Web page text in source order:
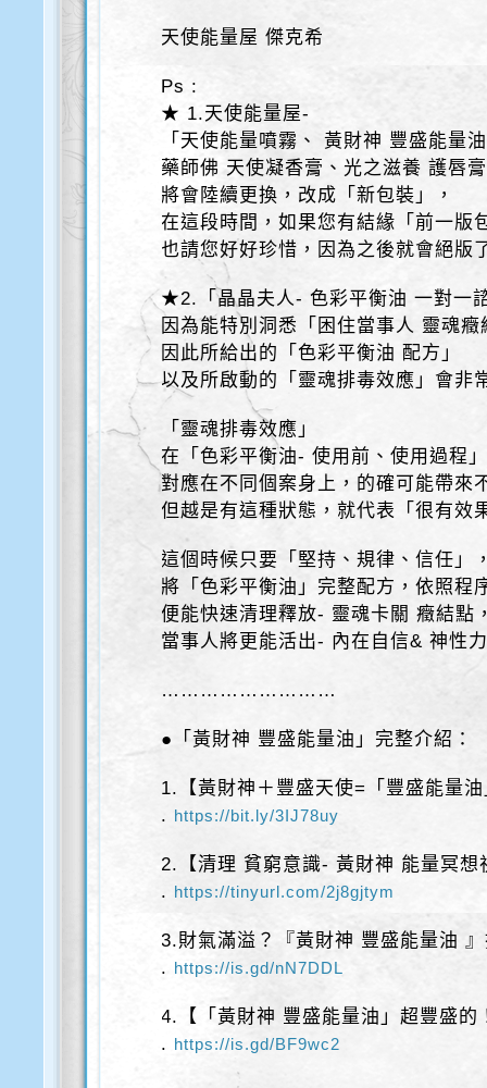
天使能量屋 傑克希
Ps :
★ 1.天使能量屋-
「天使能量噴霧、 黃財神 豐盛能量
藥師佛 天使凝香膏、光之滋養 護唇
將會陸續更換，改成「新包裝」，
在這段時間，如果您有結緣「前一版
也請您好好珍惜，因為之後就會絕版
★2.「晶晶夫人- 色彩平衡油 一對一
因為能特別洞悉「困住當事人 靈魂癥
因此所給出的「色彩平衡油 配方」
以及所啟動的「靈魂排毒效應」會非
「靈魂排毒效應」
在「色彩平衡油- 使用前、使用過程
對應在不同個案身上，的確可能帶來
但越是有這種狀態，就代表「很有效
這個時候只要「堅持、規律、信任」
將「色彩平衡油」完整配方，依照程
便能快速清理釋放- 靈魂卡關 癥結點
當事人將更能活出- 內在自信& 神性
………………………
●「黃財神 豐盛能量油」完整介紹：
1.【黃財神＋豐盛天使=「豐盛能量
. https://bit.ly/3IJ78uy
2.【清理 貧窮意識- 黃財神 能量冥想
. https://tinyurl.com/2j8gjtym
3.財氣滿溢？『黃財神 豐盛能量油
. https://is.gd/nN7DDL
4.【「黃財神 豐盛能量油」超豐盛的
. https://is.gd/BF9wc2